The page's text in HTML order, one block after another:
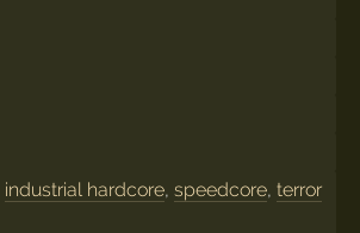
industrial hardcore,speedcore,terror